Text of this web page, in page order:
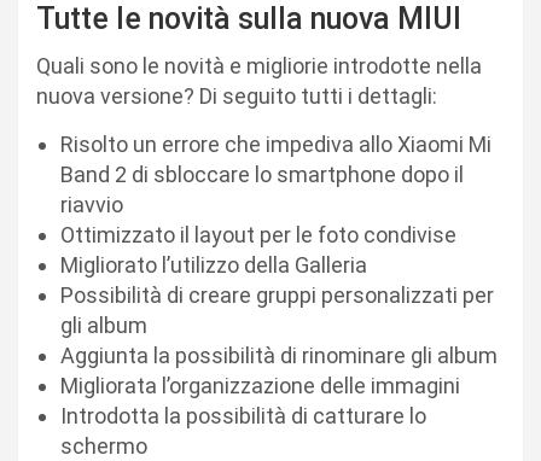
Tutte le novità sulla nuova MIUI
Quali sono le novità e migliorie introdotte nella
nuova versione? Di seguito tutti i dettagli:
Risolto un errore che impediva allo Xiaomi Mi
Band 2 di sbloccare lo smartphone dopo il
riavvio
Ottimizzato il layout per le foto condivise
Migliorato l’utilizzo della Galleria
Possibilità di creare gruppi personalizzati per
gli album
Aggiunta la possibilità di rinominare gli album
Migliorata l’organizzazione delle immagini
Introdotta la possibilità di catturare lo
schermo